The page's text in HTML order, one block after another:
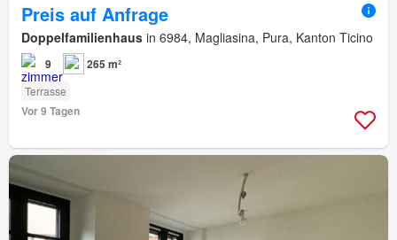
Preis auf Anfrage
Doppelfamilienhaus in 6984, Magliasina, Pura, Kanton Ticino
9 265 m²
Terrasse
Vor 9 Tagen